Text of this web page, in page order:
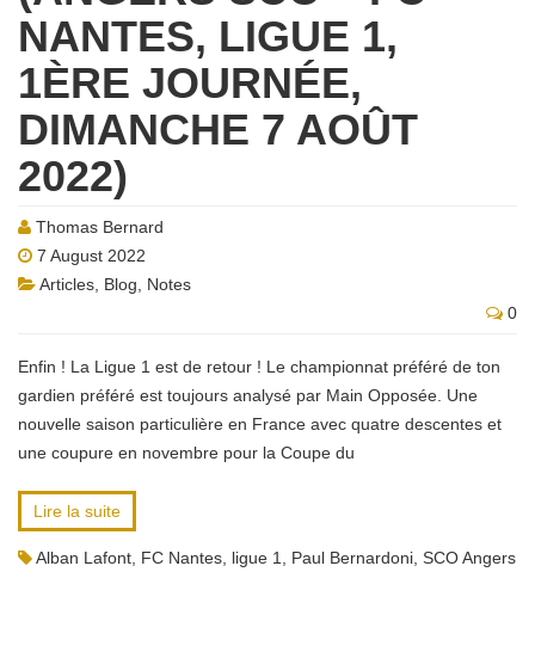
NANTES, LIGUE 1,
1ÈRE JOURNÉE,
DIMANCHE 7 AOÛT
2022)
Thomas Bernard
7 August 2022
Articles Blog
Notes
0
Enfin ! La Ligue 1 est de retour ! Le championnat préféré de ton
gardien préféré est toujours analysé par Main Opposée. Une
nouvelle saison particulière en France avec quatre descentes et
une coupure en novembre pour la Coupe du
Lire la suite
Alban Lafont FC Nantes ligue 1 Paul Bernardoni SCO Angers